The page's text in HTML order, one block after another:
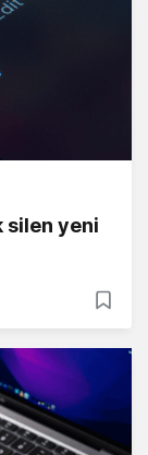
silen yeni